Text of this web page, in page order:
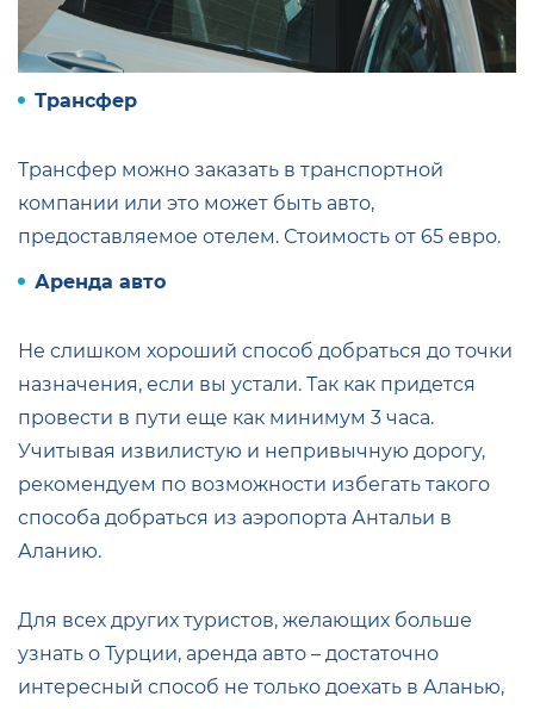
Трансфер
Трансфер можно заказать в транспортной
компании или это может быть авто,
предоставляемое отелем. Стоимость от 65 евро.
Аренда авто
Не слишком хороший способ добраться до точки
назначения, если вы устали. Так как придется
провести в пути еще как минимум 3 часа.
Учитывая извилистую и непривычную дорогу,
рекомендуем по возможности избегать такого
способа добраться из аэропорта Антальи в
Аланию.
Для всех других туристов, желающих больше
узнать о Турции, аренда авто – достаточно
интересный способ не только доехать в Аланью,